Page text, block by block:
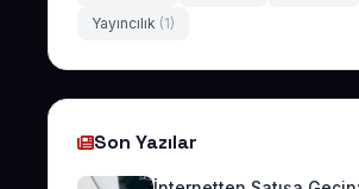
Yayıncılık (1)
Son Yazılar